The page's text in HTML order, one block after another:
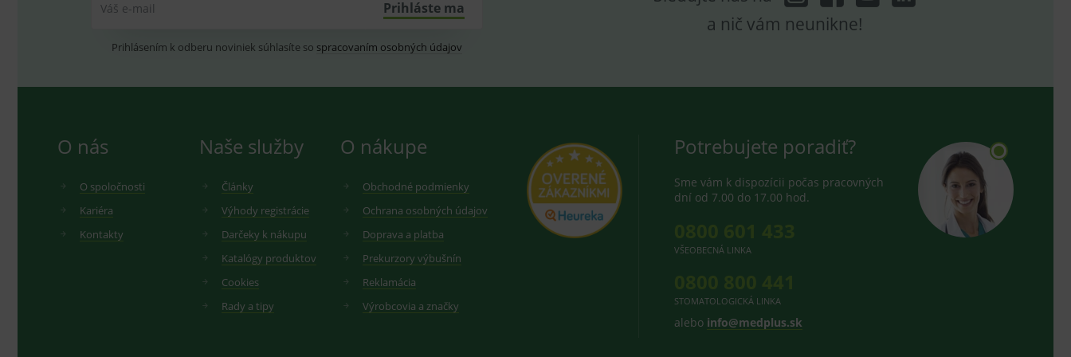
Váš e-mail Prihláste ma
Prihlásením k odberu noviniek súhlasíte so spracovaním osobných údajov
a nič vám neunikne!
O nás
O spoločnosti
Kariéra
Kontakty
Naše služby
Články
Výhody registrácie
Darčeky k nákupu
Katalógy produktov
Cookies
Rady a tipy
O nákupe
Obchodné podmienky
Ochrana osobných údajov
Doprava a platba
Prekurzory výbušnín
Reklamácia
Výrobcovia a značky
Potrebujete poradiť?
Sme vám k dispozícii počas pracovných
dní od 7.00 do 17.00 hod.
VŠEOBECNÁ LINKA
STOMATOLOGICKÁ LINKA
alebo info@medplus.sk